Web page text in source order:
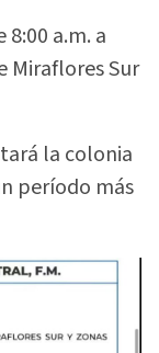
a.m. a
Miraflores Sur
la colonia
período más